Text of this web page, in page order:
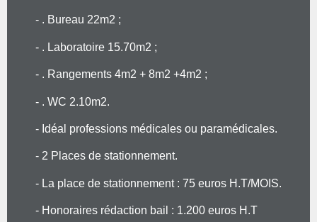
- . Bureau 22m2 ;
- . Laboratoire 15.70m2 ;
- . Rangements 4m2 + 8m2 +4m2 ;
- . WC 2.10m2.
- Idéal professions médicales ou paramédicales.
- 2 Places de stationnement.
- La place de stationnement : 75 euros H.T/MOIS.
- Honoraires rédaction bail : 1.200 euros H.T